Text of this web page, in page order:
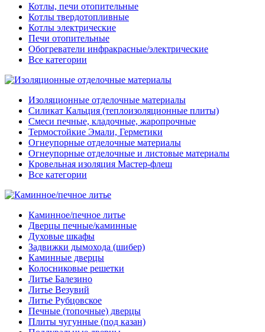
Котлы, печи отопительные
Котлы твердотопливные
Котлы электрические
Печи отопительные
Обогреватели инфракрасные/электрические
Все категории
Изоляционные отделочные материалы
Силикат Кальция (теплоизоляционные плиты)
Смеси печные, кладочные, жаропрочные
Термостойкие Эмали, Герметики
Огнеупорные отделочные материалы
Огнеупорные отделочные и листовые материалы
Кровельная изоляция Мастер-флеш
Все категории
Каминное/печное литье
Дверцы печные/каминные
Духовые шкафы
Задвижки дымохода (шибер)
Каминные дверцы
Колосниковые решетки
Литье Балезино
Литье Везувий
Литье Рубцовское
Печные (топочные) дверцы
Плиты чугунные (под казан)